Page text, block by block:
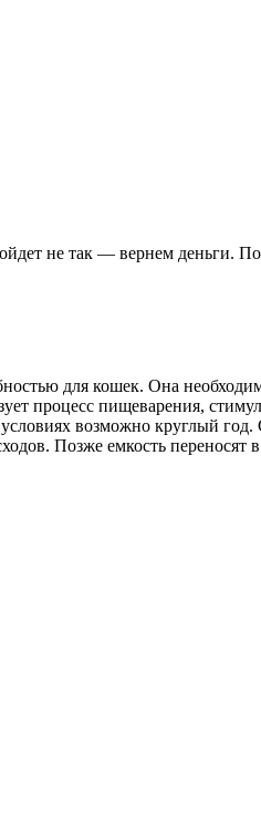
не так — вернем деньги.
для кошек. Она
процесс пищеварения,
возможно круглый
Позже емкость